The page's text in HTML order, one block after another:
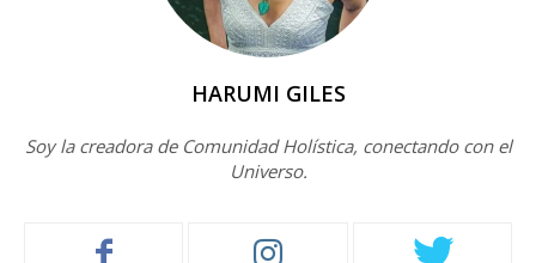
HARUMI GILES
Soy la creadora de Comunidad Holística, conectando con el
Universo.